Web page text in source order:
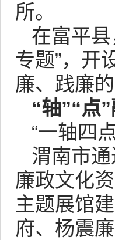
所。
在富平
专题”，开
廉、践廉
“轴”“点
“一轴四
渭南市通
廉政文化
主题展馆
府、杨震